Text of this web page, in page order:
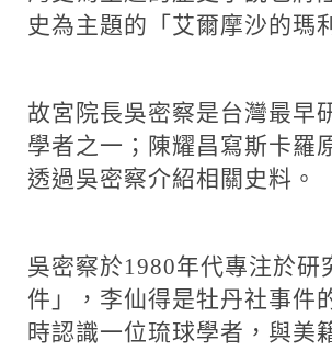
史為主題的「艾爾摩沙的瑪
故宮院長吳密察是台灣最早
學者之一；陳耀昌寫斯卡羅
透過吳密察介紹相關史料。
吳密察於1980年代專注於
件」，李仙得是牡丹社事件
時認識一位琉球學者，與美